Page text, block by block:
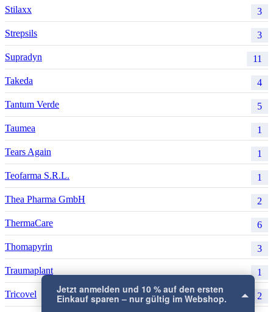
Jetzt anmelden und 10 % auf den ersten
Einkauf sparen – nur gültig im Webshop.
Stilaxx 3
Strepsils 3
Supradyn 11
Takeda 4
Tantum Verde 5
Taumea 1
Tears Again 1
Teofarma S.R.L. 1
Thea Pharma GmbH 2
ThermaCare 6
Thomapyrin 3
Traumaplant 1
Tricovel 2